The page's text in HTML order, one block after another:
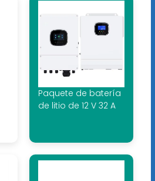
Paquete de batería
de litio de 12 V 32 A